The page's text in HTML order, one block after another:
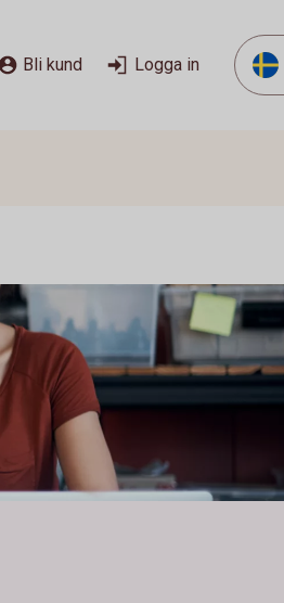
Bli kund Logga in